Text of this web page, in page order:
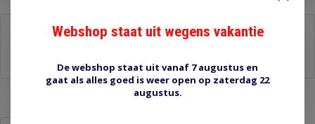
Webshop staat uit wegens vakantie
De webshop staat uit vanaf 7 augustus en
gaat als alles goed is weer open op zaterdag 22
augustus.